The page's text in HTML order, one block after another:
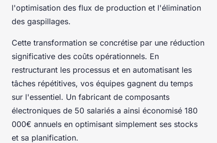
l'optimisation des flux de production et l'élimination
des gaspillages.
Cette transformation se concrétise par une réduction
significative des coûts opérationnels. En
restructurant les processus et en automatisant les
tâches répétitives, vos équipes gagnent du temps
sur l'essentiel. Un fabricant de composants
électroniques de 50 salariés a ainsi économisé 180
000€ annuels en optimisant simplement ses stocks
et sa planification.